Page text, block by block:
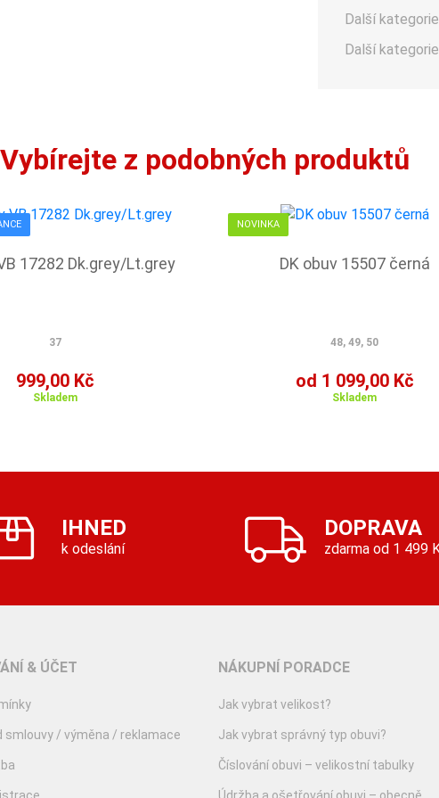
Další
Další
Vybírejte z podobných produktů
17282 Dk.grey/Lt.grey
37
999,00 Kč
Skladem
NOVINKA
DK obuv 15507 černá
48, 49, 50
od 1 099,00 Kč
Skladem
IHNED
k odeslání
DOPRAVA
zdarma od 1 499
& ÚČET
smlouvy / výměna / reklamace
NÁKUPNÍ PORADCE
Jak vybrat velikost?
Jak vybrat správný typ obuvi?
Číslování obuvi – velikostní tabulky